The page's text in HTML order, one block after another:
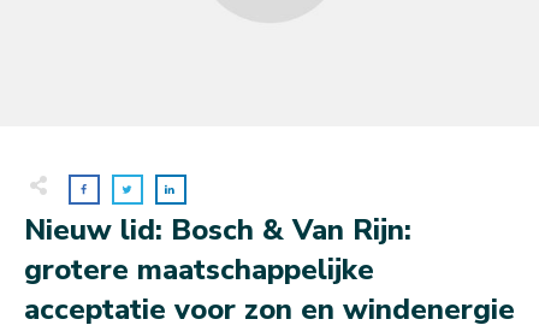
Nieuw lid: Bosch & Van Rijn:
grotere maatschappelijke
acceptatie voor zon en windenergie